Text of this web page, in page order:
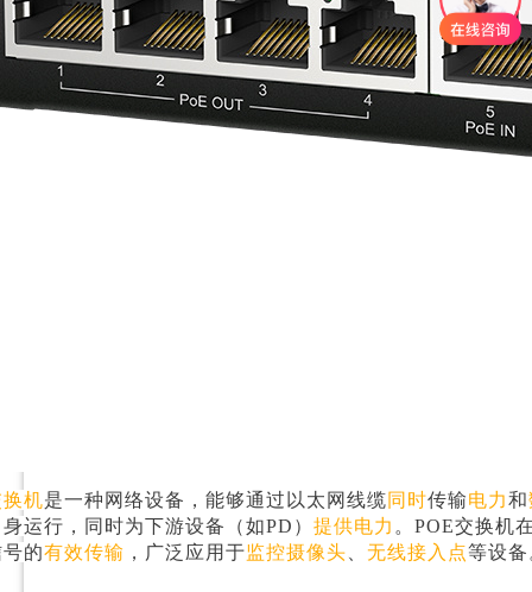
换机是一种网络设备，能够通过以太网线缆同时传输电力和
运行，同时为下游设备（如PD）提供电力 。POE交换机
号的有效传输 ，广泛应用于监控摄像头、无线接入点等设